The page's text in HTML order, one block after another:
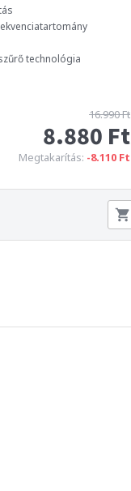
technológia
16.990 Ft
8.880 Ft
Megtakarítás: -8.110 Ft